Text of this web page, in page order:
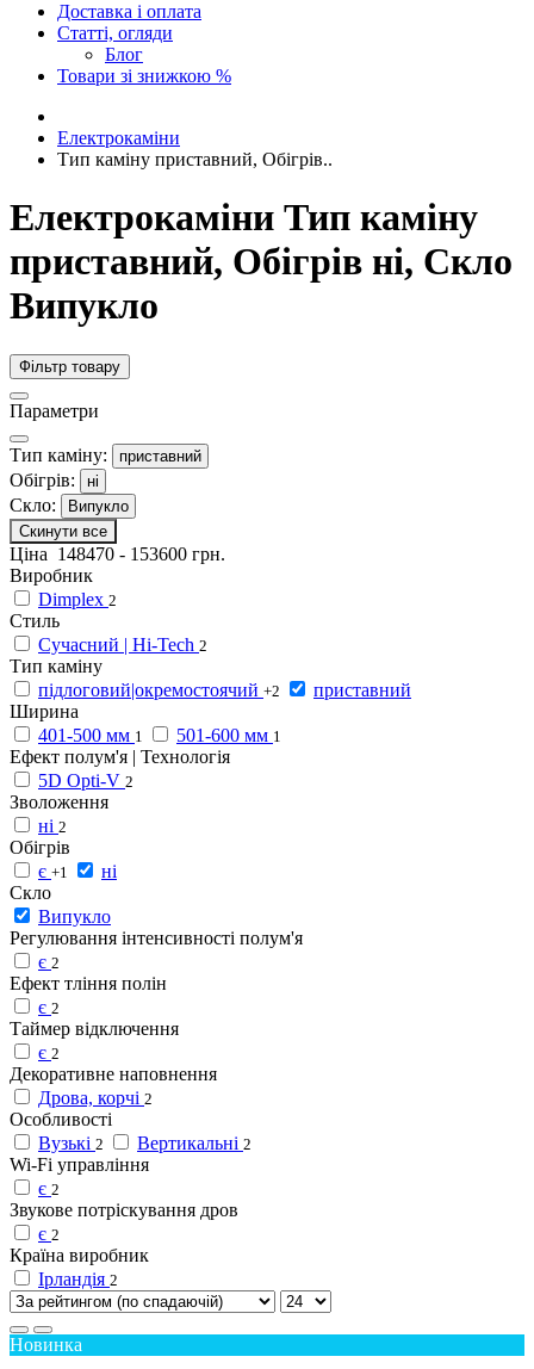
Доставка і оплата
Статті, огляди
Блог
Товари зі знижкою %
Електрокаміни
Тип каміну приставний, Обігрів..
Електрокаміни Тип каміну
приставний, Обігрів ні, Скло
Випукло
Фільтр товару
Параметри
Тип каміну: приставний
Обігрів: ні
Скло:
Випукло
Скинути все
Ціна 148470 - 153600 грн.
Виробник
Dimplex 2
Стиль
Сучасний | Hi-Tech 2
Тип каміну
підлоговий|окремостоячий +2
приставний
Ширина
401-500 мм 1 501-600 мм 1
Ефект полум'я | Технологія
5D Opti-V 2
Зволоження
ні 2
Обігрів
є +1
ні
Скло
Випукло
Регулювання інтенсивності полум'я
є 2
Ефект тління полін
є 2
Таймер відключення
є 2
Декоративне наповнення
Дрова, корчі 2
Особливості
Вузькі 2 Вертикальні 2
Wi-Fi управління
є 2
Звукове потріскування дров
є 2
Країна виробник
Ірландія 2
Новинка